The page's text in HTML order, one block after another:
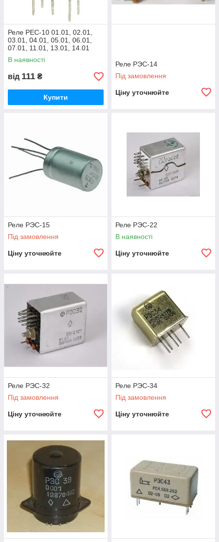
Реле РЕС-10 01.01, 02.01,
03.01, 04.01, 05.01, 06.01,
07.01, 11.01, 13.01, 14.01
В наявності
від 111 ₴
Купити
Реле РЭС-14
Під замовлення
Ціну уточнюйте
Реле РЭС-15
Під замовлення
Ціну уточнюйте
Реле РЭС-22
В наявності
Ціну уточнюйте
Реле РЭС-32
Під замовлення
Ціну уточнюйте
Реле РЭС-34
Під замовлення
Ціну уточнюйте